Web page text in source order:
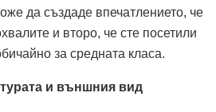
да създаде впечатлението, че
и второ, че сте посетили
за средната класа.
и външния вид